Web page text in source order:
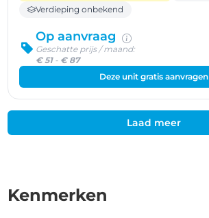
Verdieping onbekend
Op aanvraag
Geschatte prijs / maand:
€ 51- € 87
Deze unit gratis aanvragen
Laad meer
Kenmerken